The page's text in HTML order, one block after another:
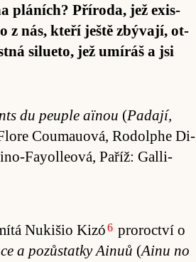
pláních? Pří­ro­da, jež exis­
z nás, kteří ještě zbýva­jí, ot­
si­lu­e­to, jež umí­ráš a jsi
du pe­u­ple aïnou (Pa­da­jí,
Cou­mauová, Ro­dolphe Di­
Fayolle­ová, Pa­říž: Gal­li­
Nuki­šio Kizó6 pro­roc­tví o
a po­zůstatky Ai­nuů (Ainu no